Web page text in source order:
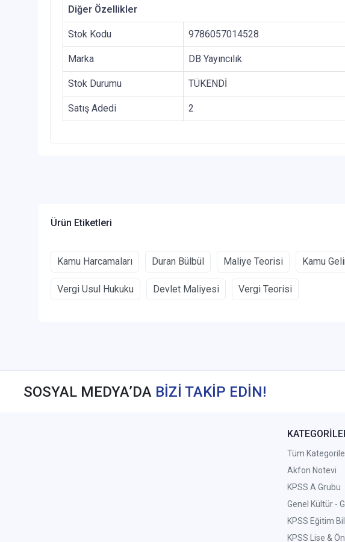
Diğer Özellikler
Stok Kodu 9786057014528
Marka DB Yayıncılık
Stok Durumu TÜKENDİ
Satış Adedi 2
Ürün Etiketleri
Kamu Harcamaları Duran Bülbül Maliye Teorisi Kamu
Vergi Usul Hukuku Devlet Maliyesi Vergi Teorisi
SOSYAL MEDYA’DA BİZİ TAKİP EDİN!
Tüm
Akfon Notevi
KPSS A Grubu
Genel Kültür -
KPSS Eğitim
KPSS Lise &